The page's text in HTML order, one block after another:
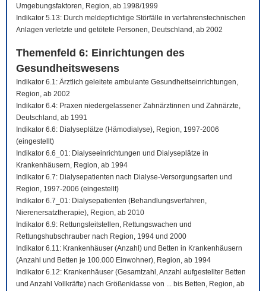
Umgebungsfaktoren, Region, ab 1998/1999
Indikator 5.13: Durch meldepflichtige Störfälle in verfahrenstechnischen
Anlagen verletzte und getötete Personen, Deutschland, ab 2002
Themenfeld 6: Einrichtungen des
Gesundheitswesens
Indikator 6.1: Ärztlich geleitete ambulante Gesundheitseinrichtungen,
Region, ab 2002
Indikator 6.4: Praxen niedergelassener Zahnärztinnen und Zahnärzte,
Deutschland, ab 1991
Indikator 6.6: Dialyseplätze (Hämodialyse), Region, 1997-2006
(eingestellt)
Indikator 6.6_01: Dialyseeinrichtungen und Dialyseplätze in
Krankenhäusern, Region, ab 1994
Indikator 6.7: Dialysepatienten nach Dialyse-Versorgungsarten und
Region, 1997-2006 (eingestellt)
Indikator 6.7_01: Dialysepatienten (Behandlungsverfahren,
Nierenersatztherapie), Region, ab 2010
Indikator 6.9: Rettungsleitstellen, Rettungswachen und
Rettungshubschrauber nach Region, 1994 und 2000
Indikator 6.11: Krankenhäuser (Anzahl) und Betten in Krankenhäusern
(Anzahl und Betten je 100.000 Einwohner), Region, ab 1994
Indikator 6.12: Krankenhäuser (Gesamtzahl, Anzahl aufgestellter Betten
und Anzahl Vollkräfte) nach Größenklasse von ... bis Betten, Region, ab